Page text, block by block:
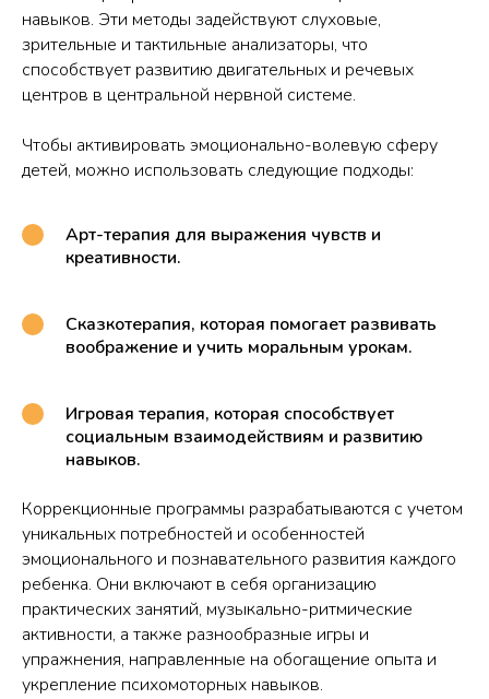
навыков. Эти методы задействуют слуховые,
зрительные и тактильные анализаторы, что
способствует развитию двигательных и речевых
центров в центральной нервной системе.
Чтобы активировать эмоционально-волевую сферу
детей, можно использовать следующие подходы:
Арт-терапия для выражения чувств и
креативности.
Сказкотерапия, которая помогает развивать
воображение и учить моральным урокам.
Игровая терапия, которая способствует
социальным взаимодействиям и развитию
навыков.
Коррекционные программы разрабатываются с учетом
уникальных потребностей и особенностей
эмоционального и познавательного развития каждого
ребенка. Они включают в себя организацию
практических занятий, музыкально-ритмические
активности, а также разнообразные игры и
упражнения, направленные на обогащение опыта и
укрепление психомоторных навыков.